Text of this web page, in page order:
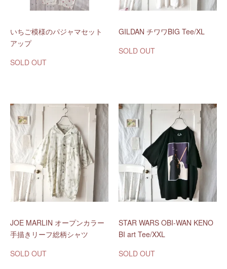
いちご模様のパジャマセット
アップ
SOLD OUT
GILDAN チワワBIG Tee/XL
SOLD OUT
JOE MARLIN オープンカラー
手描きリーフ総柄シャツ
SOLD OUT
STAR WARS OBI-WAN KENO
BI art Tee/XXL
SOLD OUT